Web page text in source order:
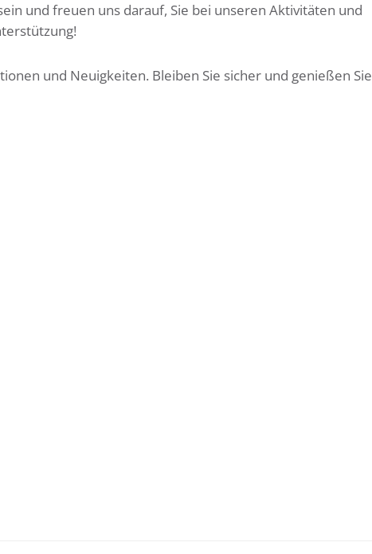
und freuen uns darauf, Sie bei unseren Aktivitäten und
und Neuigkeiten. Bleiben Sie sicher und genießen Sie